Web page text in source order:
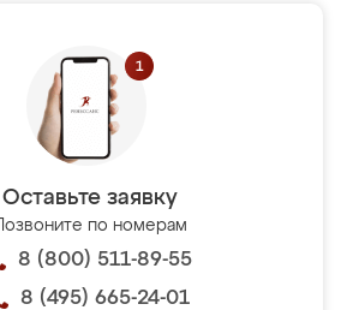
Оставьте заявку
Позвоните по номерам
8 (800) 511-89-55
8 (495) 665-24-01